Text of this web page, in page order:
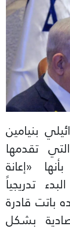
بنيامين
تقدمها
«إعانة
تدريجياً
باتت قادرة
بشكل